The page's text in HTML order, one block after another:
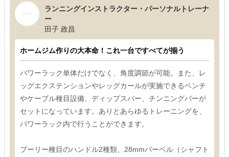
ランニングインストラクター・パーソナルトレーナ
ー
田子 政昌
ホームジム作りの大本命！これ一台ですべてが揃う
パワーラック単体だけでなく、角度調節が可能。また、レ
ッグエクステンションやレッグカールが実施できるベンチ
やケーブル種目設備、ディップスバー、チンニングバーが
セットになっています。ありとあらゆるトレーニングを、
パワーラック内で行うことができます。
プーリー種目のハンドル2種類、28mmバーベル（シャフト